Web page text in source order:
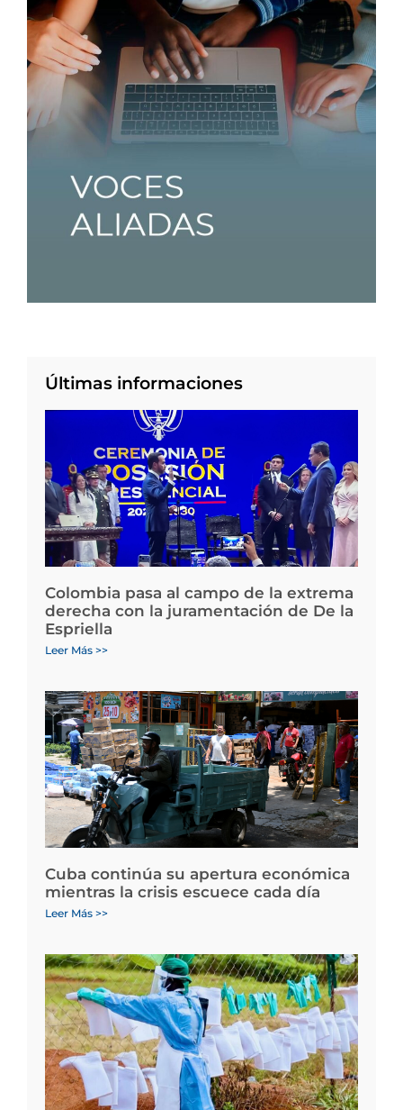
Últimas informaciones
Colombia pasa al campo de la extrema
derecha con la juramentación de De la
Espriella
Leer Más >>
Cuba continúa su apertura económica
mientras la crisis escuece cada día
Leer Más >>